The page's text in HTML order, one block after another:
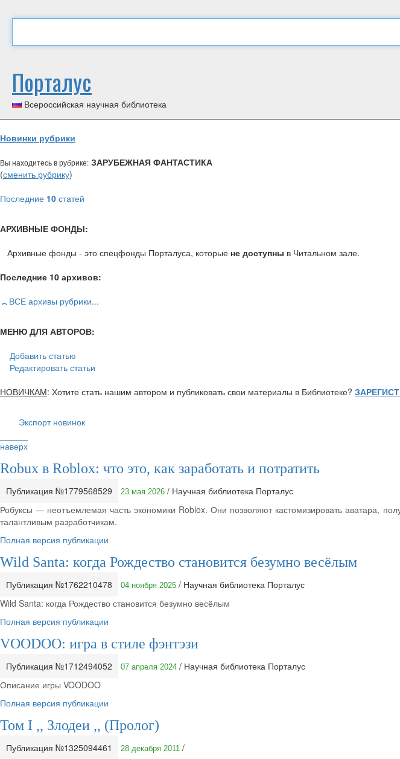
Порталус
Всероссийская научная библиотека
Новинки рубрики
Вы находитесь в рубрике: ЗАРУБЕЖНАЯ ФАНТАСТИКА
(сменить рубрику)
Последние 10 статей
АРХИВНЫЕ ФОНДЫ:
Архивные фонды - это спецфонды Порталуса, которые не доступны в Читальном зале.
Последние 10 архивов:
ВСЕ архивы рубрики...
МЕНЮ ДЛЯ АВТОРОВ:
Добавить статью
Редактировать статьи
НОВИЧКАМ: Хотите стать нашим автором и публиковать свои материалы в Библиотеке?
Экспорт новинок
наверх
Robux в Roblox: что это, как заработать и потратить
Публикация №1779568529 23 мая 2026 / Научная библиотека Порталус
Робуксы — неотъемлемая часть экономики Roblox. Они позволяют кастомизировать аватара,
талантливым разработчикам.
Полная версия публикации
Wild Santa: когда Рождество становится безумно весёлым
Публикация №1762210478 04 ноября 2025 / Научная библиотека Порталус
Wild Santa: когда Рождество становится безумно весёлым
Полная версия публикации
VOODOO: игра в стиле фэнтэзи
Публикация №1712494052 07 апреля 2024 / Научная библиотека Порталус
Описание игры VOODOO
Полная версия публикации
Toм I ,, Злодеи ,, (Пролог)
Публикация №1325094461 28 декабря 2011 /